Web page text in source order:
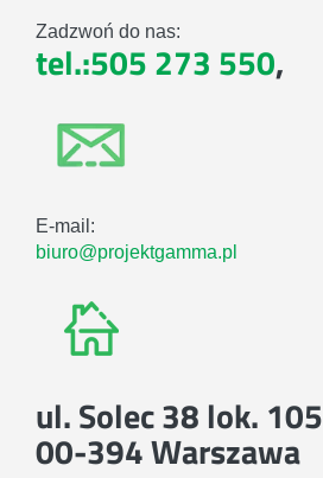
Zadzwoń do nas:
tel.:505 273 550,
E-mail:
biuro@projektgamma.pl
ul. Solec 38 lok. 105
00-394 Warszawa